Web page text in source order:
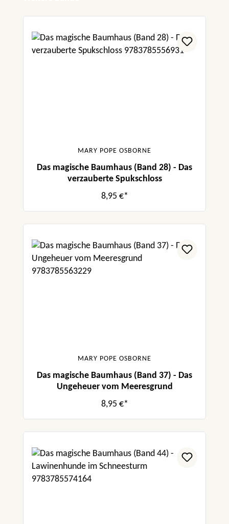
MARY POPE OSBORNE
Das magische Baumhaus (Band 28) - Das
verzauberte Spukschloss
8,95 €*
MARY POPE OSBORNE
Das magische Baumhaus (Band 37) - Das
Ungeheuer vom Meeresgrund
8,95 €*